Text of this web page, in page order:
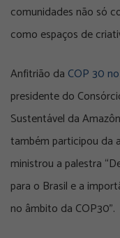
comunidades não só
como espaços de
Anfitrião da COP 30
presidente do
Sustentável da
também participou da
ministrou a palestra
para o Brasil e a
no âmbito da COP30”.